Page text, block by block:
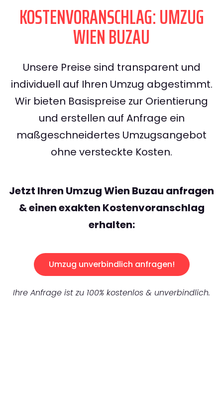
KOSTENVORANSCHLAG: UMZUG
WIEN BUZAU
Unsere Preise sind transparent und
individuell auf Ihren Umzug abgestimmt.
Wir bieten Basispreise zur Orientierung
und erstellen auf Anfrage ein
maßgeschneidertes Umzugsangebot
ohne versteckte Kosten.
Jetzt Ihren Umzug Wien Buzau anfragen
& einen exakten Kostenvoranschlag
erhalten:
Umzug unverbindlich anfragen!
Ihre Anfrage ist zu 100% kostenlos & unverbindlich.